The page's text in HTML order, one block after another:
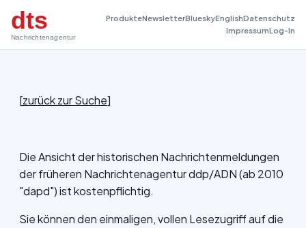
dts
Nachrichtenagentur
ProdukteNewsletterBlueskyEnglishDatenschutz
ImpressumLog-In
[zurück zur Suche]
Die Ansicht der historischen Nachrichtenmeldungen
der früheren Nachrichtenagentur ddp/ADN (ab 2010
"dapd") ist kostenpflichtig.
Sie können den einmaligen, vollen Lesezugriff auf die